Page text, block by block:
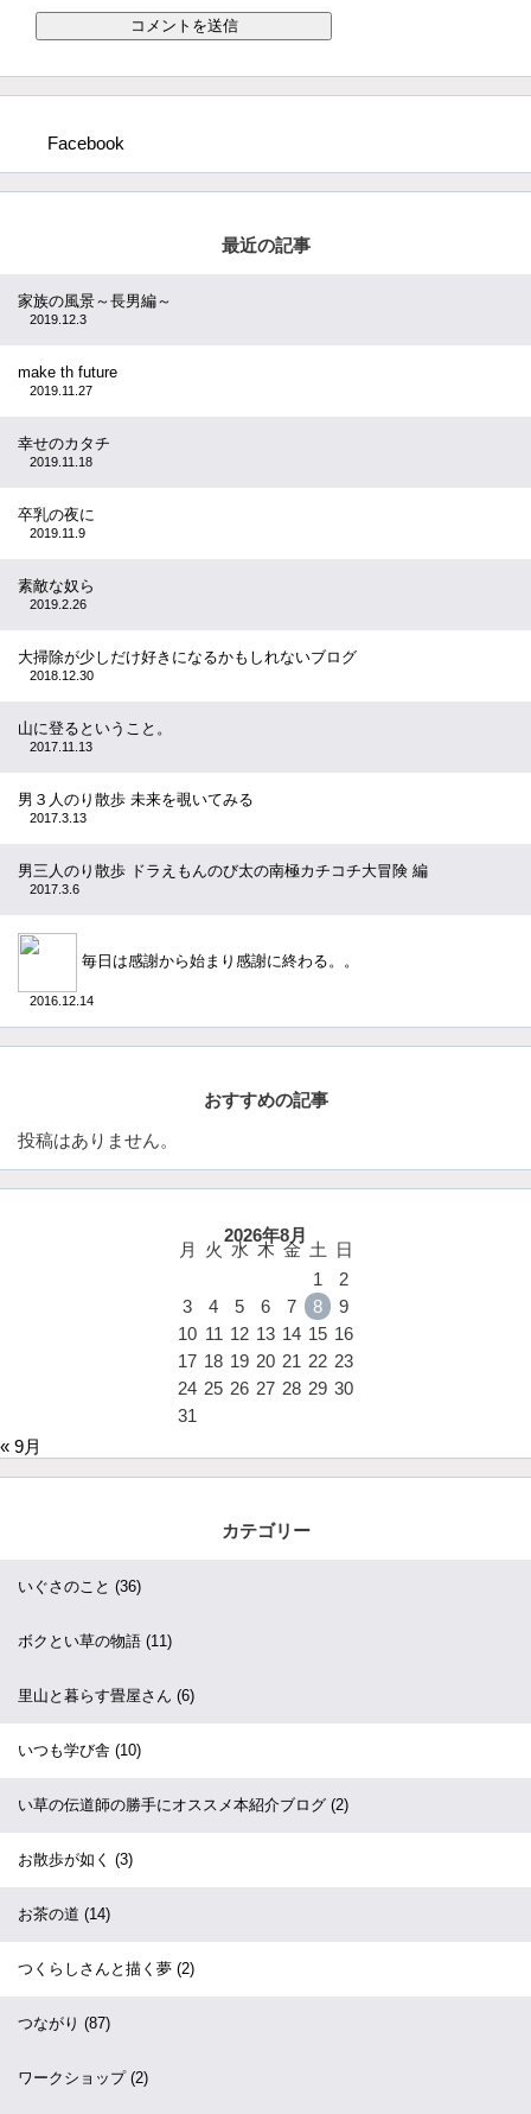
Facebook
最近の記事
家族の風景～長男編～
2019.12.3
make th future
2019.11.27
幸せのカタチ
2019.11.18
卒乳の夜に
2019.11.9
素敵な奴ら
2019.2.26
大掃除が少しだけ好きになるかもしれないブログ
2018.12.30
山に登るということ。
2017.11.13
男３人のり散歩 未来を覗いてみる
2017.3.13
男三人のり散歩 ドラえもんのび太の南極カチコチ大冒険 編
2017.3.6
毎日は感謝から始まり感謝に終わる。。
2016.12.14
おすすめの記事
投稿はありません。
2026年8月
月 火 水 木 金 土
日
1
2
3
4 5 6 7 8
9
10 11 12 13 14 15 16
17 18 19 20 21 22 23
24 25 26 27 28 29 30
31
« 9月
カテゴリー
いぐさのこと (36)
ボクとい草の物語 (11)
里山と暮らす畳屋さん (6)
いつも学び舎 (10)
い草の伝道師の勝手にオススメ本紹介ブログ (2)
お散歩が如く (3)
お茶の道 (14)
つくらしさんと描く夢 (2)
つながり (87)
ワークショップ (2)